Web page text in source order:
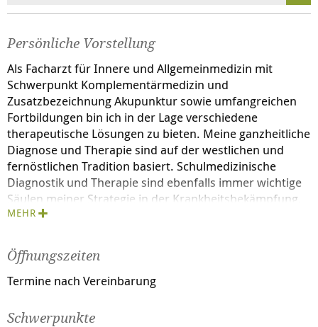
Persönliche Vorstellung
Als Facharzt für Innere und Allgemeinmedizin mit
Schwerpunkt Komplementärmedizin und
Zusatzbezeichnung Akupunktur sowie umfangreichen
Fortbildungen bin ich in der Lage verschiedene
therapeutische Lösungen zu bieten. Meine ganzheitliche
Diagnose und Therapie sind auf der westlichen und
fernöstlichen Tradition basiert. Schulmedizinische
Diagnostik und Therapie sind ebenfalls immer wichtige
Säulen meiner Strategie in der Krankheitsbekämpfung.
MEHR
Öffnungszeiten
Termine nach Vereinbarung
Schwerpunkte